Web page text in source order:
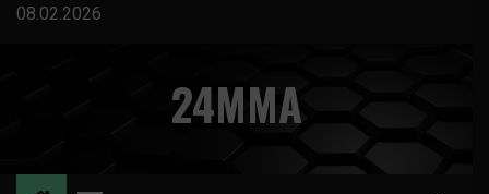
Перейти
08.02.2026
24MMA